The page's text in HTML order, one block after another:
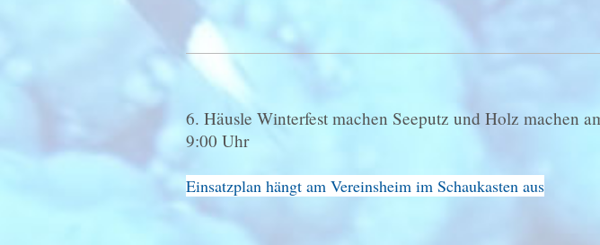
6. Häusle Winterfest machen Seeputz und Holz machen
9:00 Uhr
Einsatzplan hängt am Vereinsheim im Schaukasten aus